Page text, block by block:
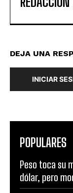
DEJA UNA
INICIAR
POPULARES
Peso toca su
dólar, pero